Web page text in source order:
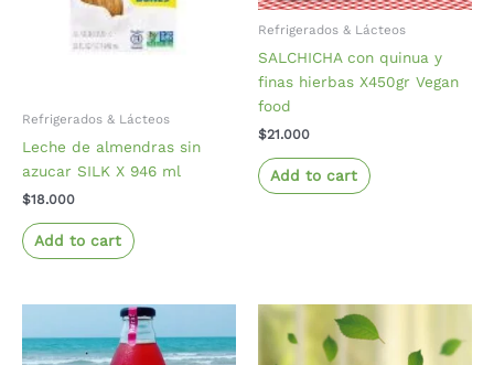
Refrigerados & Lácteos
Leche de almendras sin
azucar SILK X 946 ml
$18.000
Add to cart
Refrigerados & Lácteos
SALCHICHA con quinua y
finas hierbas X450gr Vegan
food
$21.000
Add to cart